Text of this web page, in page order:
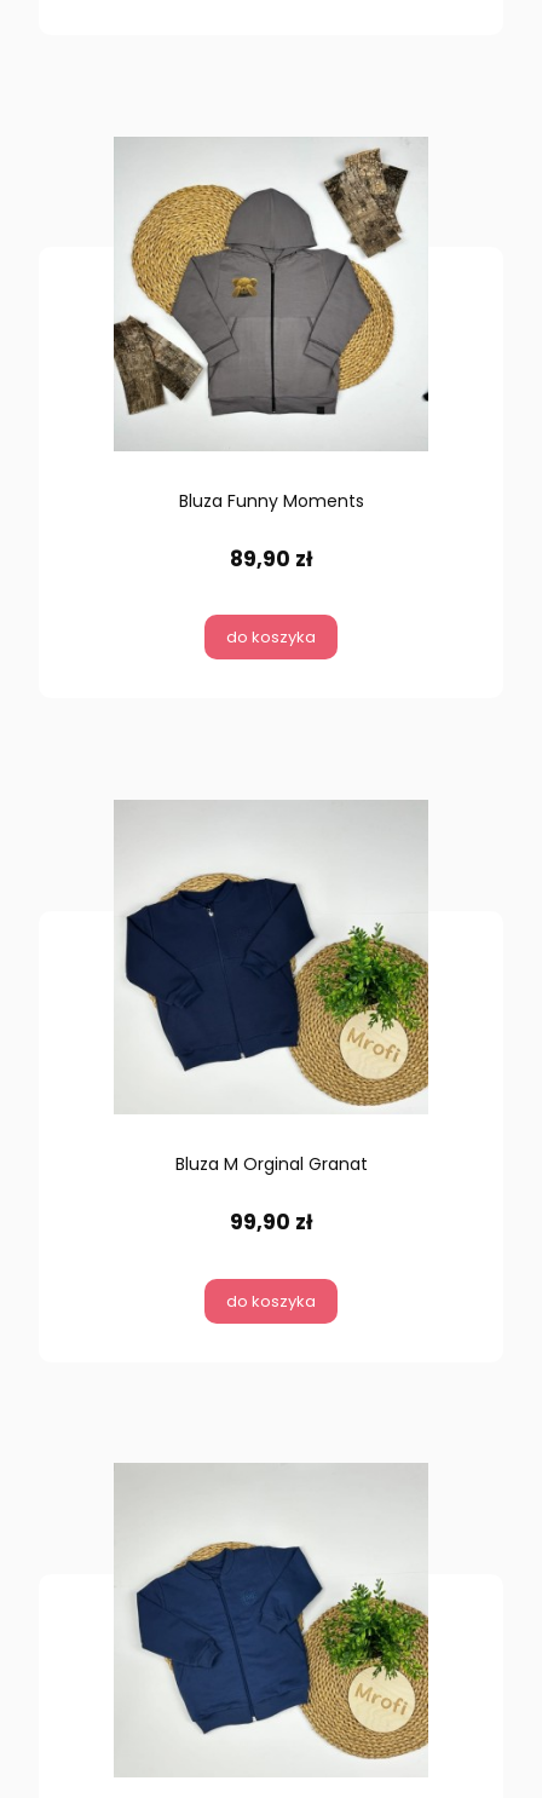
Bluza Funny Moments
89,90 zł
do koszyka
Bluza M Orginal Granat
99,90 zł
do koszyka